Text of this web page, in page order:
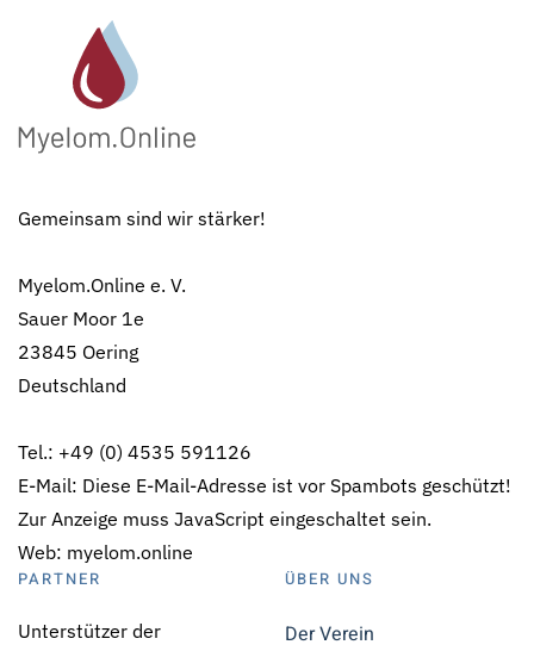
Gemeinsam sind wir stärker!
Myelom.Online e. V.
Sauer Moor 1e
23845 Oering
Deutschland
Tel.: +49 (0) 4535 591126
E-Mail: Diese E-Mail-Adresse ist vor Spambots geschützt!
Zur Anzeige muss JavaScript eingeschaltet sein.
Web: myelom.online
PARTNER
Unterstützer der
ÜBER UNS
Der Verein